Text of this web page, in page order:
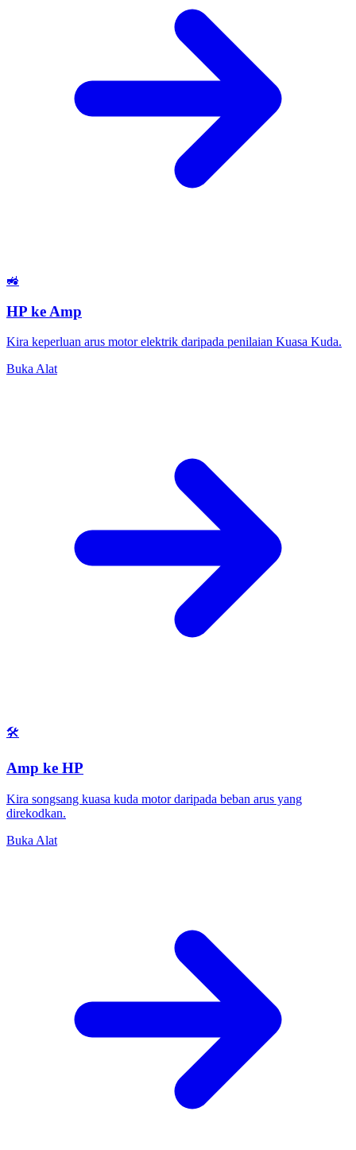
🚜
HP ke Amp
Kira keperluan arus motor elektrik daripada penilaian Kuasa Kuda.
Buka Alat
🛠️
Amp ke HP
Kira songsang kuasa kuda motor daripada beban arus yang
direkodkan.
Buka Alat